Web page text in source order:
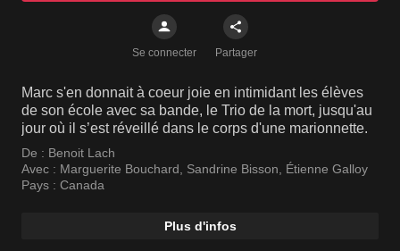
Se connecter Partager
Marc s'en donnait à coeur joie en intimidant les élèves
de son école avec sa bande, le Trio de la mort, jusqu'au
jour où il s’est réveillé dans le corps d'une marionnette.
De : Benoit Lach
Avec : Marguerite Bouchard Sandrine Bisson
Étienne Galloy
Pays : Canada
Plus d'infos